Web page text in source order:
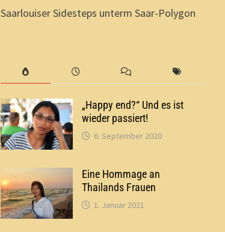
Saarlouiser Sidesteps unterm Saar-Polygon
„Happy end?“ Und es ist
wieder passiert!
6. September 2020
Eine Hommage an
Thailands Frauen
1. Januar 2021